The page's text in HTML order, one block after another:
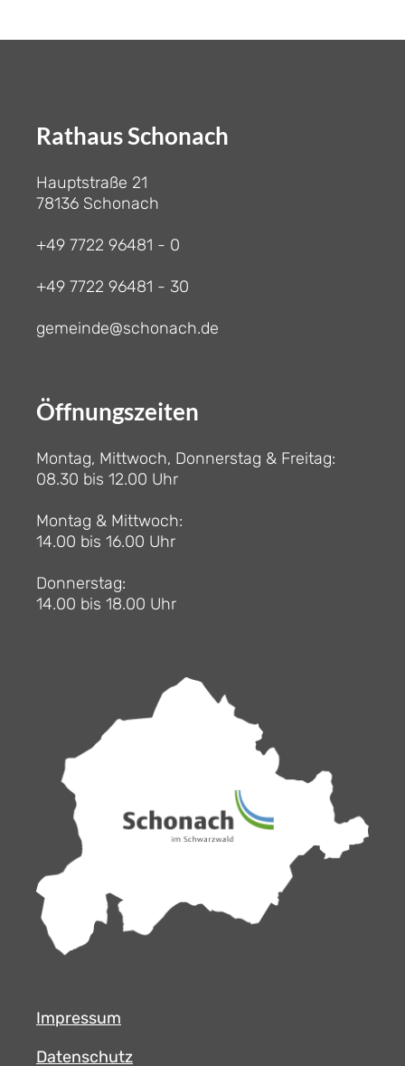
Rathaus Schonach
Hauptstraße 21
78136 Schonach
+49 7722 96481 - 0
+49 7722 96481 - 30
gemeinde@schonach.de
Öffnungszeiten
Montag, Mittwoch, Donnerstag & Freitag:
08.30 bis 12.00 Uhr
Montag & Mittwoch:
14.00 bis 16.00 Uhr
Donnerstag:
14.00 bis 18.00 Uhr
Impressum
Datenschutz